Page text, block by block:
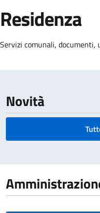
Residenza
Dettagli della
Servizi comunali,
Novità